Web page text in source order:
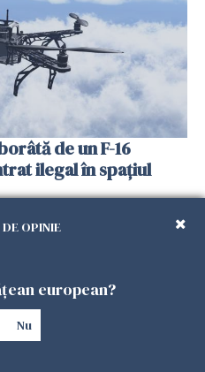
de un F-16
ilegal în spațiul
OPINIE
european?
Nu